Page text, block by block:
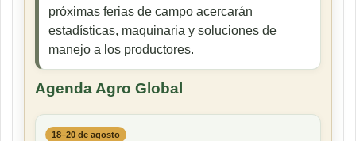
próximas ferias de campo acercarán
estadísticas, maquinaria y soluciones de
manejo a los productores.
Agenda Agro Global
18–20 de agosto